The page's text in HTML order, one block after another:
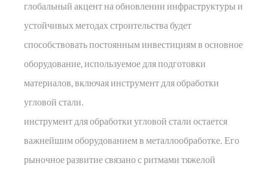
глобальный акцент на обновлении инфраструктуры и
устойчивых методах строительства будет
способствовать постоянным инвестициям в основное
оборудование, используемое для подготовки
материалов, включая инструмент для обработки
угловой стали.
инструмент для обработки угловой сталиостается
важнейшим оборудованием в металлообработке. Его
рыночное развитие связано с ритмами тяжелой